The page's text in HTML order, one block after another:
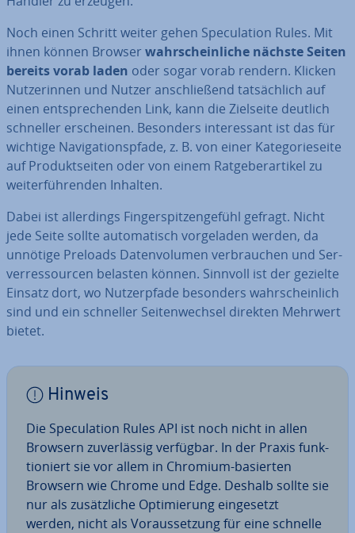
Noch einen Schritt weiter gehen Spe­cu­la­ti­on Rules. Mit
ihnen können Browser wahr­schein­li­che nächste Seiten
bereits vorab laden oder sogar vorab rendern. Klicken
Nut­ze­rin­nen und Nutzer an­schlie­ßend tat­säch­lich auf
einen ent­spre­chen­den Link, kann die Zielseite deutlich
schneller er­schei­nen. Besonders in­ter­es­sant ist das für
wichtige Na­vi­ga­ti­ons­pfa­de, z. B. von einer Ka­te­go­rie­sei­te
auf Pro­dukt­sei­ten oder von einem Rat­ge­ber­ar­ti­kel zu
wei­ter­füh­ren­den Inhalten.
Dabei ist al­ler­dings Fin­ger­spit­zen­ge­fühl gefragt. Nicht
jede Seite sollte au­to­ma­tisch vor­ge­la­den werden, da
unnötige Preloads Da­ten­vo­lu­men ver­brau­chen und Ser­
ver­res­sour­cen belasten können. Sinnvoll ist der gezielte
Einsatz dort, wo Nut­zer­pfa­de besonders wahr­schein­lich
sind und ein schneller Sei­ten­wech­sel direkten Mehrwert
bietet.
Hinweis
Die Spe­cu­la­ti­on Rules API ist noch nicht in allen
Browsern zu­ver­läs­sig verfügbar. In der Praxis funk­
tio­niert sie vor allem in Chromium-basierten
Browsern wie Chrome und Edge. Deshalb sollte sie
nur als zu­sätz­li­che Op­ti­mie­rung ein­ge­setzt
werden, nicht als Vor­aus­set­zung für eine schnelle